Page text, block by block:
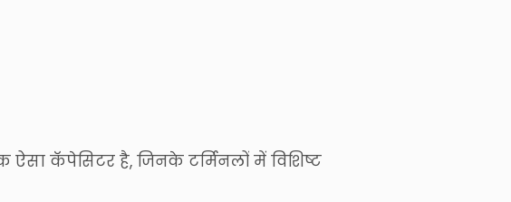
कॅपेसिटर है, जिनके टर्मिनलों में विशिष्ट